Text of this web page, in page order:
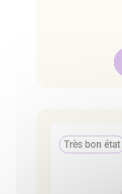
Très bon état